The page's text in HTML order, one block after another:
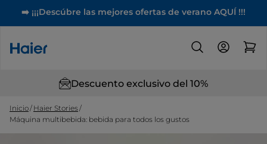
➡️ ¡¡¡Descúbre las mejores ofertas de verano AQUÍ !!!
Descuento exclusivo del 10%
Inicio Haier Stories
Máquina multibebida: bebida para todos los gustos